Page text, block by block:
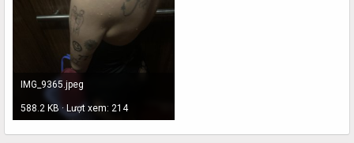
IMG_9365.jpeg
588.2 KB · Lượt xem: 214